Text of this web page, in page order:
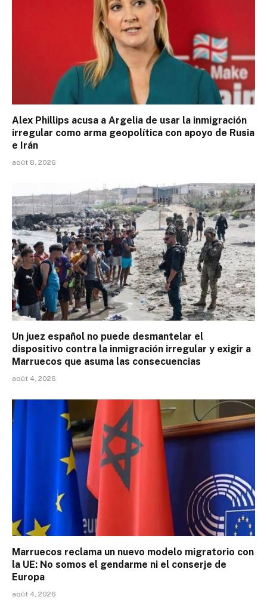
Alex Phillips acusa a Argelia de usar la inmigración
irregular como arma geopolítica con apoyo de Rusia
e Irán
août 8, 2026
Un juez español no puede desmantelar el
dispositivo contra la inmigración irregular y exigir a
Marruecos que asuma las consecuencias
août 4, 2026
Marruecos reclama un nuevo modelo migratorio con
la UE: No somos el gendarme ni el conserje de
Europa
août 4, 2026